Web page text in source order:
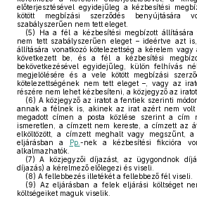
előterjesztésével egyidejűleg a kézbesítési
kötött megbízási szerződés benyújtására
szabályszerűen nem tett eleget.
(5) Ha a fél a kézbesítési megbízott állítására
nem tett szabályszerűen eleget – ideértve azt
állítására vonatkozó kötelezettség a kérelem
következett be, és a fél a kézbesítési
bekövetkezésével egyidejűleg, külön felhívás
megjelölésére és a vele kötött megbízási
kötelezettségének nem tett eleget –, vagy az
részére nem lehet kézbesíteni, a közjegyző az
(6) A közjegyző az iratot a fentiek szerinti
annak a félnek is, akinek az irat azért nem volt
megadott címen a posta közlése szerint a cím
ismeretlen, a címzett nem kereste, a címzett az
elköltözött, a címzett meghalt vagy megszűnt, a
eljárásban a
Pp. -nek a kézbesítési fikcióra
alkalmazhatók.
(7) A közjegyzői díjazást, az ügygondnok
díjazás) a kérelmező előlegezi és viseli.
(8) A fellebbezés illetékét a fellebbező fél viseli.
(9) Az eljárásban a felek eljárási költséget
költségeiket maguk viselik.